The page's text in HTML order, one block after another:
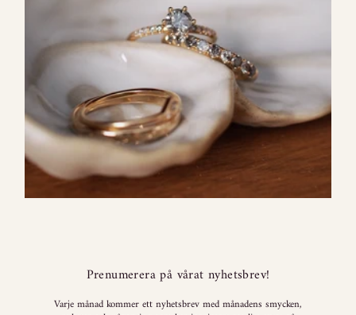
Prenumerera på vårat nyhetsbrev!
Varje månad kommer ett nyhetsbrev med månadens smycken,